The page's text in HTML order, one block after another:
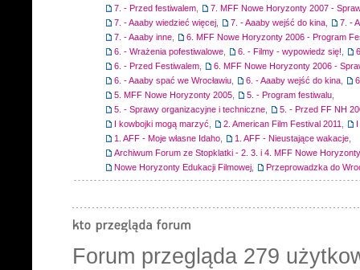
7. - Przed festiwalem
7. MFF Nowe Horyzonty 2007 -
7. - Aaaby wiedzieć więcej
7. - Aaaby wejść do kina
7. -
7. - Aaaby inne
6. MFF Nowe Horyzonty 2006 - Program
6. - Wrażenia pofestiwalowe
6. - Filmy - wypowiedz się!
6. - Przed Festiwalem
6. MFF Nowe Horyzonty 2006 -
6. - Aaaby spać we Wrocławiu
6. - Aaaby wejść do kina
5. MFF Nowe Horyzonty 2005
5. - Program festiwalu
5. - Sprawy organizacyjne i techniczne
5. - Przed FF NH
I kowbojki mogą marzyć
2. American Film Festival 2011
1. AFF - Moje własne Idaho
1. AFF - Nieustające wakacje
Archiwum Forum ze Stopklatki - 2. 3. i 4. MFF Nowe
Nowe Horyzonty Edukacji Filmowej
Przeprowadzka do
Forum przegląda 279